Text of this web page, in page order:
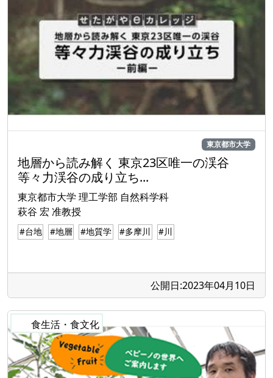
東京都市大学
地層から読み解く 東京23区唯一の渓谷
等々力渓谷の成り立ち...
東京都市大学 理工学部 自然科学科
萩谷 宏 准教授
#台地 #地層 #地質学 #多摩川 #川
公開日:2023年04月10日